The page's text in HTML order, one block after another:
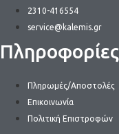
2310-416554
service@kalemis.gr
Πληροφορίες
Πληρωμές/Αποστολές
Επικοινωνία
Πολιτική Επιστροφών